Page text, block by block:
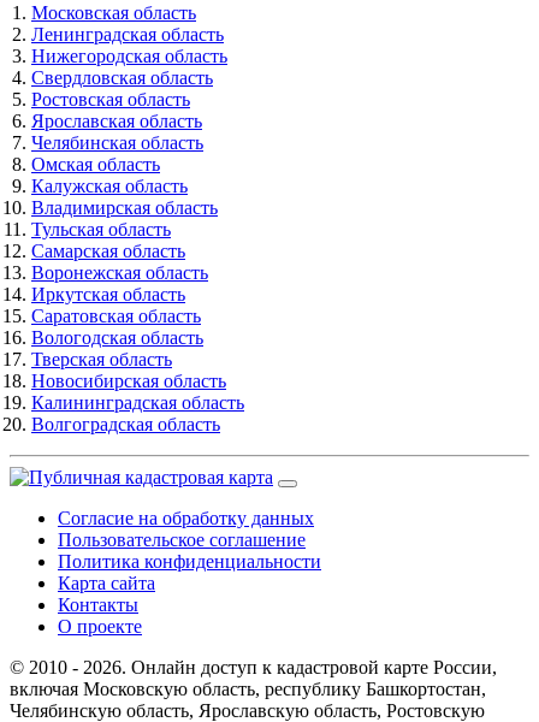
Московская область
Ленинградская область
Нижегородская область
Свердловская область
Ростовская область
Ярославская область
Челябинская область
Омская область
Калужская область
Владимирская область
Тульская область
Самарская область
Воронежская область
Иркутская область
Саратовская область
Вологодская область
Тверская область
Новосибирская область
Калининградская область
Волгоградская область
Согласие на обработку данных
Пользовательское соглашение
Политика конфиденциальности
Карта сайта
Контакты
О проекте
© 2010 - 2026. Онлайн доступ к кадастровой карте России,
включая Московскую область, республику Башкортостан,
Челябинскую область, Ярославскую область, Ростовскую